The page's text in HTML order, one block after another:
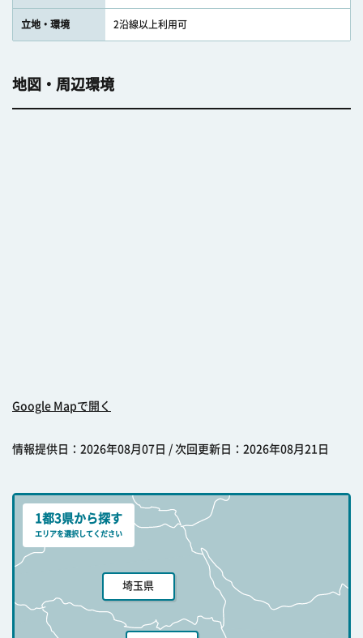
立地・環境 2沿線以上利用可
地図・周辺環境
Google Mapで開く
情報提供日：2026年08月07日 / 次回更新日：2026年08月21日
1都3県から探す
エリアを選択してください
埼玉県